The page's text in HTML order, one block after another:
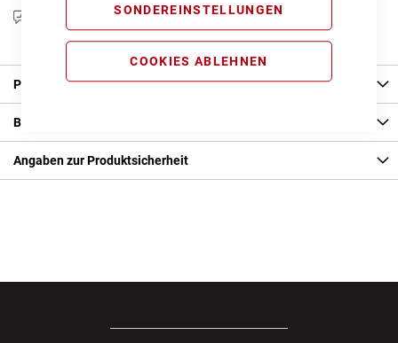
SONDEREINSTELLUNGEN
COOKIES ABLEHNEN
Produktanfrage stellen
Produkt Details
Bewertungen
Angaben zur Produktsicherheit